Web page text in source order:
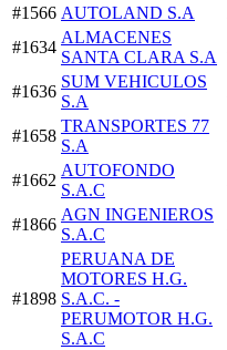
#1566 AUTOLAND S.A
#1634
ALMACENES
SANTA CLARA S.A
#1636
SUM VEHICULOS
S.A
#1658
TRANSPORTES 77
S.A
#1662
AUTOFONDO
S.A.C
#1866
AGN INGENIEROS
S.A.C
#1898
PERUANA DE
MOTORES H.G.
S.A.C. -
PERUMOTOR H.G.
S.A.C